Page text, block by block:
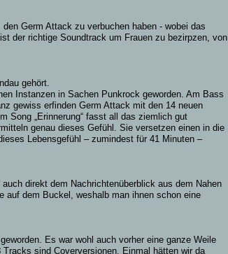
Germ Attack zu verbuchen haben - wobei das
der richtige Soundtrack um Frauen zu bezirpzen, von
gehört.
Instanzen in Sachen Punkrock geworden. Am Bass
gewiss erfinden Germ Attack mit den 14 neuen
Song „Erinnerung“ fasst all das ziemlich gut
genau dieses Gefühl. Sie versetzen einen in die
Lebensgefühl – zumindest für 41 Minuten –
direkt dem Nachrichtenüberblick aus dem Nahen
auf dem Buckel, weshalb man ihnen schon eine
Es war wohl auch vorher eine ganze Weile
sind Coverversionen. Einmal hätten wir da